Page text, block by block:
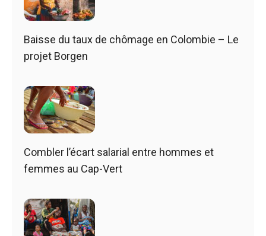
Baisse du taux de chômage en Colombie – Le
projet Borgen
Combler l’écart salarial entre hommes et
femmes au Cap-Vert